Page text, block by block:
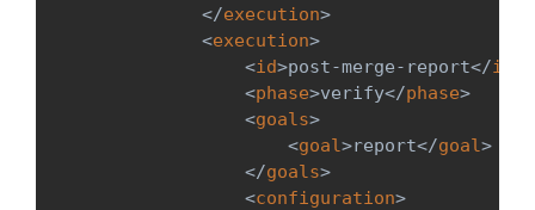
</execution>
<execution>
<id>post-merge-report</id
<phase>verify</phase>
<goals>
<goal>report</goal>
</goals>
<configuration>